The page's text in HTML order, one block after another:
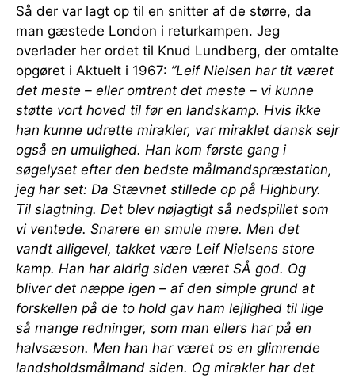
Så der var lagt op til en snitter af de større, da
man gæstede London i returkampen. Jeg
overlader her ordet til Knud Lundberg, der omtalte
opgøret i Aktuelt i 1967: ”Leif Nielsen har tit været
det meste – eller omtrent det meste – vi kunne
støtte vort hoved til før en landskamp. Hvis ikke
han kunne udrette mirakler, var miraklet dansk sejr
også en umulighed. Han kom første gang i
søgelyset efter den bedste målmandspræstation,
jeg har set: Da Stævnet stillede op på Highbury.
Til slagtning. Det blev nøjagtigt så nedspillet som
vi ventede. Snarere en smule mere. Men det
vandt alligevel, takket være Leif Nielsens store
kamp. Han har aldrig siden været SÅ god. Og
bliver det næppe igen – af den simple grund at
forskellen på de to hold gav ham lejlighed til lige
så mange redninger, som man ellers har på en
halvsæson. Men han har været os en glimrende
landsholdsmålmand siden. Og mirakler har det